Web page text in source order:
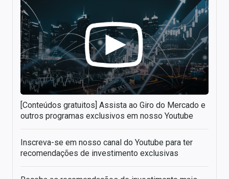
[Conteúdos gratuitos] Assista ao Giro do Mercado e
outros programas exclusivos em nosso Youtube
Inscreva-se em nosso canal do Youtube para ter
recomendações de investimento exclusivas